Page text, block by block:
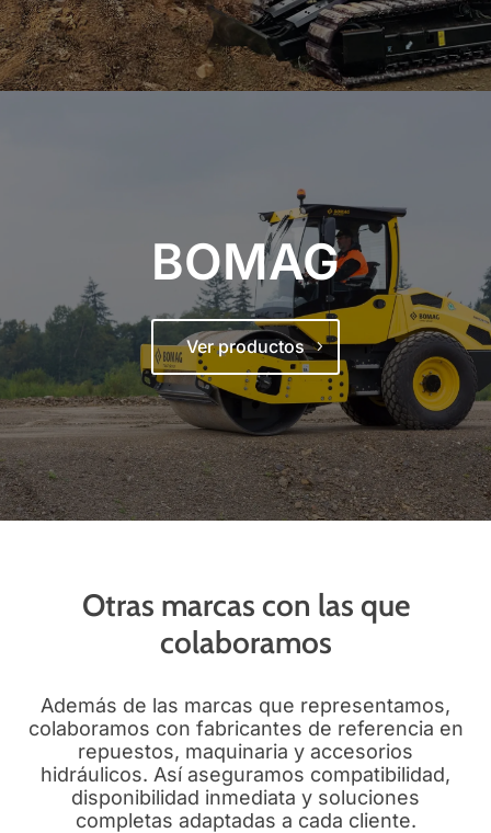
BOMAG
Ver productos
Otras marcas con las que
colaboramos
Además de las marcas que representamos,
colaboramos con fabricantes de referencia en
repuestos, maquinaria y accesorios
hidráulicos. Así aseguramos compatibilidad,
disponibilidad inmediata y soluciones
completas adaptadas a cada cliente.